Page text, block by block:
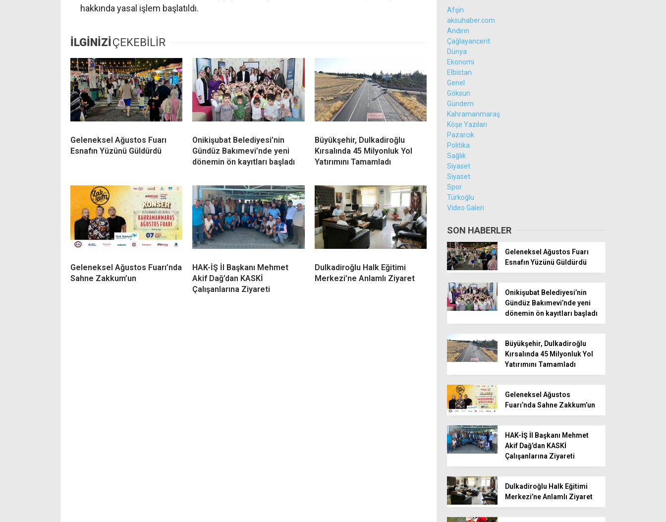
hakkında yasal işlem başlatıldı.
İLGİNİZİ ÇEKEBİLİR
Geleneksel Ağustos Fuarı
Esnafın Yüzünü Güldürdü
Onikişubat Belediyesi’nin
Gündüz Bakımevi’nde yeni
dönemin ön kayıtları başladı
Büyükşehir, Dulkadiroğlu
Kırsalında 45 Milyonluk Yol
Yatırımını Tamamladı
Geleneksel Ağustos Fuarı’nda
Sahne Zakkum’un
HAK-İŞ İl Başkanı Mehmet
Akif Dağ’dan KASKİ
Çalışanlarına Ziyareti
Dulkadiroğlu Halk Eğitimi
Merkezi’ne Anlamlı Ziyaret
Afşin
aksuhaber.com
Andırın
Çağlayancerit
Dünya
Ekonomi
Elbistan
Genel
Göksun
Gündem
Kahramanmaraş
Köşe Yazıları
Pazarcık
Politika
Sağlık
Siyaset
Siyaset
Spor
Türkoğlu
Video Galeri
SON HABERLER
Geleneksel Ağustos Fuarı
Esnafın Yüzünü Güldürdü
Onikişubat Belediyesi’nin
Gündüz Bakımevi’nde yeni
dönemin ön kayıtları başladı
Büyükşehir, Dulkadiroğlu
Kırsalında 45 Milyonluk Yol
Yatırımını Tamamladı
Geleneksel Ağustos
Fuarı’nda Sahne Zakkum’un
HAK-İŞ İl Başkanı Mehmet
Akif Dağ’dan KASKİ
Çalışanlarına Ziyareti
Dulkadiroğlu Halk Eğitimi
Merkezi’ne Anlamlı Ziyaret